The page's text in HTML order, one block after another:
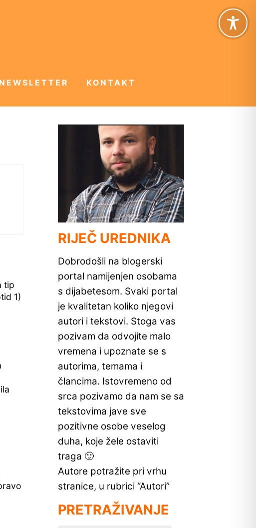
NEWSLETTER KONTAKT
tip
1)
RIJEČ UREDNIKA
Dobrodošli na blogerski
portal namijenjen osobama
s dijabetesom. Svaki portal
je kvalitetan koliko njegovi
autori i tekstovi. Stoga vas
pozivam da odvojite malo
vremena i upoznate se s
autorima, temama i
člancima. Istovremeno od
srca pozivamo da nam se sa
tekstovima jave sve
pozitivne osobe veselog
duha, koje žele ostaviti
traga 🙂
Autore potražite pri vrhu
stranice, u rubrici “Autori”
PRETRAŽIVANJE